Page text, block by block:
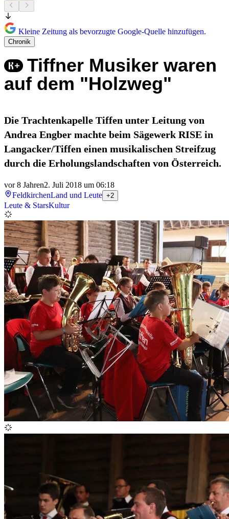
Kleine Zeitung als bevorzugte Google-Quelle hinzufügen.
Chronik
Tiffner Musiker waren
auf dem "Holzweg"
Die Trachtenkapelle Tiffen unter Leitung von
Andrea Engber machte beim Sägewerk RISE in
Langacker/Tiffen einen musikalischen Streifzug
durch die Erholungslandschaften von Österreich.
vor 8 Jahren2. Juli 2018 um 06:18
FeldkirchenLand und Leute +2
Leute & StarsKultur